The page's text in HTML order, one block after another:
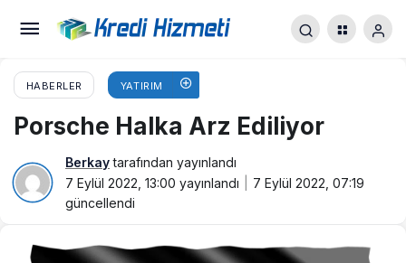
HABERLER YATIRIM
Porsche Halka Arz Ediliyor
Berkaytarafından yayınlandı
7 Eylül 2022, 13:00 yayınlandı
7 Eylül 2022, 07:19
güncellendi